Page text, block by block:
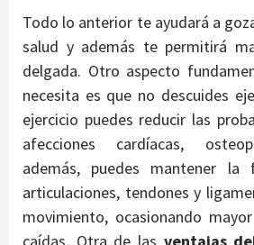
Todo lo anterior te ayudará a
salud y además te permitirá
delgada. Otro aspecto
necesita es que no descuides
ejercicio puedes reducir las
afecciones cardíacas,
además, puedes mantener la
articulaciones, tendones y
movimiento, ocasionando
caídas. Otra de las ventajas